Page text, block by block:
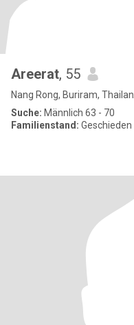
Areerat, 55
Nang Rong, Buriram,
Suche: Männlich 63 - 70
Familienstand: Geschieden